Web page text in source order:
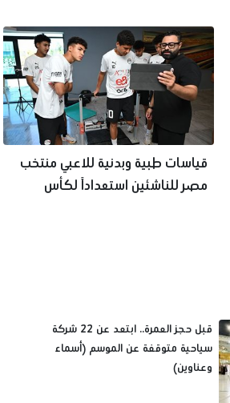
قياسات طبية وبدنية للاعبي منتخب
مصر للناشئين استعداداً لكأس
قبل حجز العمرة.. ابتعد عن 22 شركة
سياحية متوقفة عن الموسم (أسماء
وعناوين)